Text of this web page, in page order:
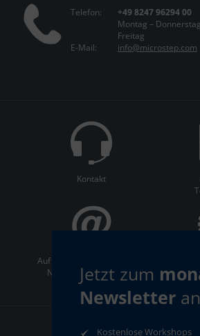
Telefon:
+49 8247 96294 00
Montag – Donnerstag
Freitag
E-Mail:
info@microstep.com
Kontakt
Auf dem Laufenden bleiben:
Newsletter abonnieren
Jetzt zum
Newsletter
Kostenlose Workshops